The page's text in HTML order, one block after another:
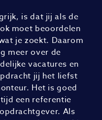
is dat jij als de
moet beoordelen
je zoekt. Daarom
meer over de
vacatures en
jij het liefst
Het is goed
een referentie
Als